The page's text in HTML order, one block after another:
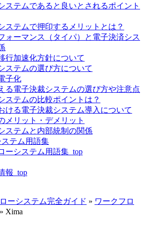
ステムであると良いとされるポイント
ステムで押印するメリットとは？
ォーマンス（タイパ）と電子決済シス
行加速化方針について
ステムの選び方について
子化
る電子決裁システムの選び方や注意点
ステムの比較ポイントは？
ける電子決裁システム導入について
メリット・デメリット
ステムと内部統制の関係
テム用語集
ーシステム用語集_top
報_top
ーシステム完全ガイド » ワークフロ
» Xima